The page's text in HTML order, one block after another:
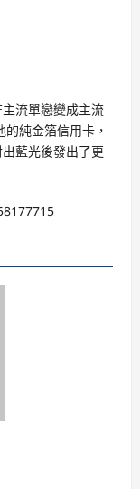
主流單戀變成主流
純金箔信用卡，
藍光後發出了更